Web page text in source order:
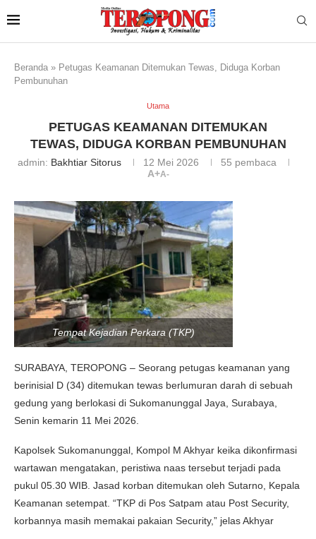
Beranda » Petugas Keamanan Ditemukan Tewas, Diduga Korban
Pembunuhan
Utama
PETUGAS KEAMANAN DITEMUKAN
TEWAS, DIDUGA KORBAN PEMBUNUHAN
admin: Bakhtiar Sitorus 12 Mei 2026 55 pembaca
A+A-
Tempat Kejadian Perkara (TKP)
SURABAYA, TEROPONG – Seorang petugas keamanan yang
berinisial D (34) ditemukan tewas berlumuran darah di sebuah
gedung yang berlokasi di Sukomanunggal Jaya, Surabaya,
Senin kemarin 11 Mei 2026.
Kapolsek Sukomanunggal, Kompol M Akhyar keika dikonfirmasi
wartawan mengatakan, peristiwa naas tersebut terjadi pada
pukul 05.30 WIB. Jasad korban ditemukan oleh Sutarno, Kepala
Keamanan setempat. “TKP di Pos Satpam atau Post Security,
korbannya masih memakai pakaian Security,” jelas Akhyar